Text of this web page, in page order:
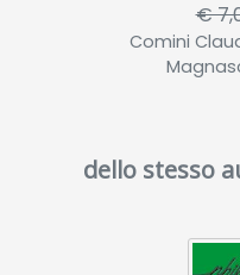
€
Comini
dello stesso